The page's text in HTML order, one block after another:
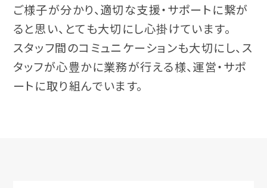
ご様子が分かり、適切な支援・サポートに繋が
ると思い、とても大切にし心掛けています。
スタッフ間のコミュニケーションも大切にし、ス
タッフが心豊かに業務が行える様、運営・サポ
ートに取り組んでいます。